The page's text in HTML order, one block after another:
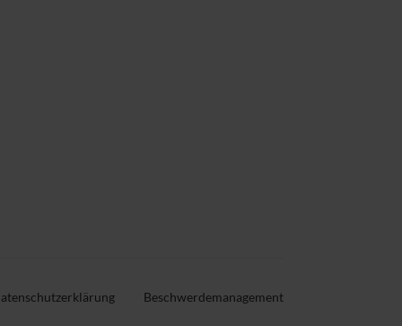
Beschwerdemanagement